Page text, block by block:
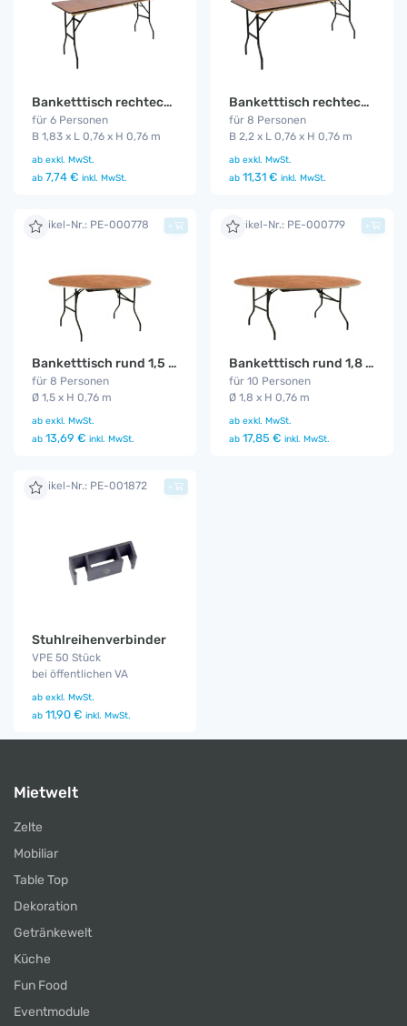
Banketttisch rechteckig 1,83 m
für 6 Personen
B 1,83 x L 0,76 x H 0,76 m
ab exkl. MwSt.
ab 7,74 € inkl. MwSt.
Banketttisch rechteckig 2,2 m
für 8 Personen
B 2,2 x L 0,76 x H 0,76 m
ab exkl. MwSt.
ab 11,31 € inkl. MwSt.
Artikel-Nr.: PE-000778
Banketttisch rund 1,5 m
für 8 Personen
Ø 1,5 x H 0,76 m
ab exkl. MwSt.
ab 13,69 € inkl. MwSt.
+ Artikel-Nr.: PE-000779
Banketttisch rund 1,8 m
für 10 Personen
Ø 1,8 x H 0,76 m
ab exkl. MwSt.
ab 17,85 € inkl. MwSt.
+
Artikel-Nr.: PE-001872
Stuhlreihenverbinder
VPE 50 Stück
bei öffentlichen VA
ab exkl. MwSt.
ab 11,90 € inkl. MwSt.
+
Mietwelt
Zelte
Mobiliar
Table Top
Dekoration
Getränkewelt
Küche
Fun Food
Eventmodule